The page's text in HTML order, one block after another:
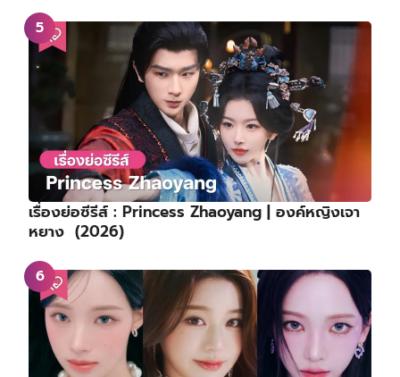
เรื่องย่อซีรีส์ : Princess Zhaoyang | องค์หญิงเจา
หยาง (2026)